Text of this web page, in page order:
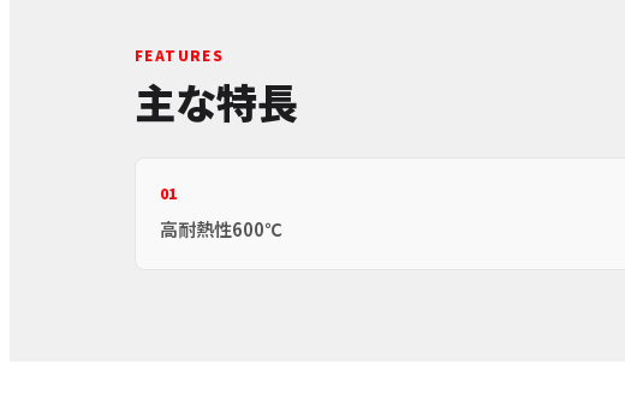
FEATURES
主な特長
01
高耐熱性600℃